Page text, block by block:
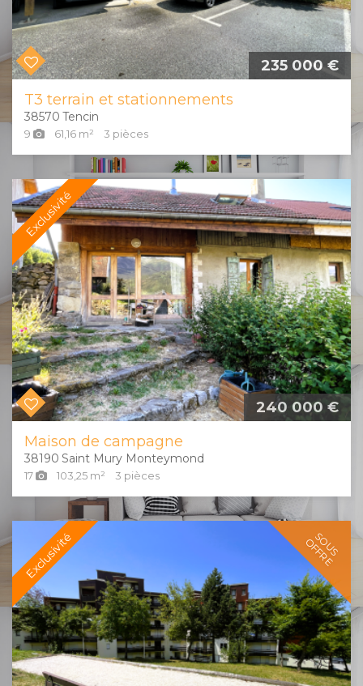
235 000 €
T3 terrain et stationnements
Tencin
38570
9 61,16 m² 3 pièces
Exclusivité
240 000 €
Maison de campagne
Saint Mury Monteymond
38190
17 103,25 m² 3 pièces
Exclusivité SOUS
OFFRE